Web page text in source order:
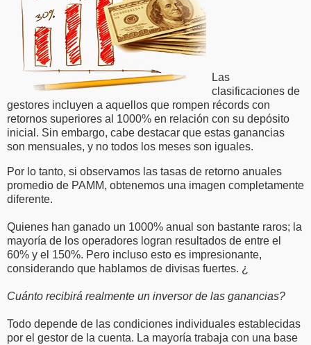
Las
clasificaciones de
gestores incluyen a aquellos que rompen récords con
retornos superiores al 1000% en relación con su depósito
inicial. Sin embargo, cabe destacar que estas ganancias
son mensuales, y no todos los meses son iguales.
Por lo tanto, si observamos las tasas de retorno anuales
promedio de PAMM, obtenemos una imagen completamente
diferente.
Quienes han ganado un 1000% anual son bastante raros; la
mayoría de los operadores logran resultados de entre el
60% y el 150%. Pero incluso esto es impresionante,
considerando que hablamos de divisas fuertes. ¿
Cuánto recibirá realmente un inversor de las ganancias?
Todo depende de las condiciones individuales establecidas
por el gestor de la cuenta. La mayoría trabaja con una base